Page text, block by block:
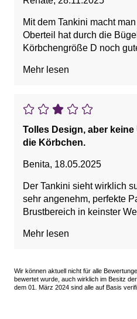
Mit dem Tankini macht
Oberteil hat durch die
Körbchengröße D noch
bin rundherum zufrieden
Mehr lesen
Tolles Design, aber
die Körbchen.
Benita, 18.05.2025
Der Tankini sieht wirklich
sehr angenehm, perfekte Passform.
Brustbereich in keinster
erforderlich ist. Keine
Mehr lesen
Wir können aktuell nicht für alle
bewertet wurde, auch wirklich im Besitz
dem 01. März 2024 sind alle auf Basis